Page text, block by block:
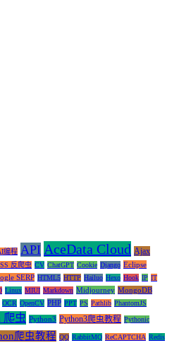
编程 API AceData Cloud Ajax
反爬虫 CV ChatGPT Cookie Django Eclipse
SERP HTML5 HTTP Hailuo Hexo Hook IP IT
Linux MIUI Markdown Midjourney MongoDB
OCR OpenCV PHP PPT PS Pathlib PhantomJS
爬虫 Python3 Python3爬虫教程 Pythonic
爬虫教程 QQ RabbitMQ ReCAPTCHA Redis